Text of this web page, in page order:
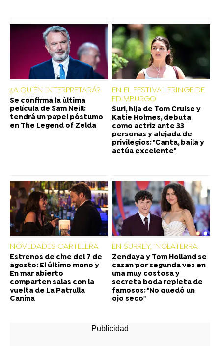
¿A QUIÉN INTERPRETARÁ?
Se confirma la última
película de Sam Neill:
tendrá un papel póstumo
en The Legend of Zelda
EN EL FESTIVAL FRINGE DE
EDIMBURGO
Suri, hija de Tom Cruise y
Katie Holmes, debuta
como actriz ante 33
personas y alejada de
privilegios: "Canta, baila y
actúa excelente"
NOVEDADES CARTELERA
Estrenos de cine del 7 de
agosto: El último mono y
En mar abierto
comparten salas con la
vuelta de La Patrulla
Canina
EN SURREY, INGLATERRA
Zendaya y Tom Holland se
casan por segunda vez en
una muy costosa y
secreta boda repleta de
famosos: "No quedó un
ojo seco"